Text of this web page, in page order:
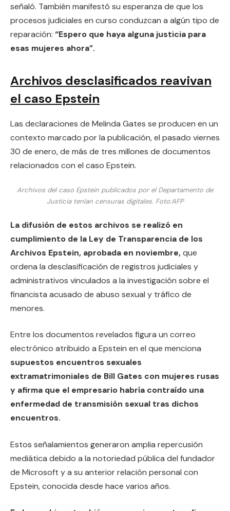
señaló. También manifestó su esperanza de que los
procesos judiciales en curso conduzcan a algún tipo de
reparación: “Espero que haya alguna justicia para
esas mujeres ahora”.
Archivos desclasificados reavivan
el caso Epstein
Las declaraciones de Melinda Gates se producen en un
contexto marcado por la publicación, el pasado viernes
30 de enero, de más de tres millones de documentos
relacionados con el caso Epstein.
Archivos del caso Epstein publicados por el Departamento de
Justicia tenían censuras digitales. Foto:AFP
La difusión de estos archivos se realizó en
cumplimiento de la Ley de Transparencia de los
Archivos Epstein, aprobada en noviembre,que
ordena la desclasificación de registros judiciales y
administrativos vinculados a la investigación sobre el
financista acusado de abuso sexual y tráfico de
menores.
Entre los documentos revelados figura un correo
electrónico atribuido a Epstein en el que menciona
supuestos encuentros sexuales
extramatrimoniales de Bill Gates con mujeres rusas
y afirma que el empresario habría contraído una
enfermedad de transmisión sexual tras dichos
encuentros.
Estos señalamientos generaron amplia repercusión
mediática debido a la notoriedad pública del fundador
de Microsoft y a su anterior relación personal con
Epstein, conocida desde hace varios años.